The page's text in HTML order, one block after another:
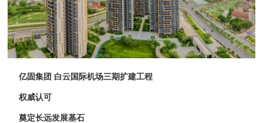
亿固集团 白云国际机场三期扩建工程
权威认可
奠定长远发展基石